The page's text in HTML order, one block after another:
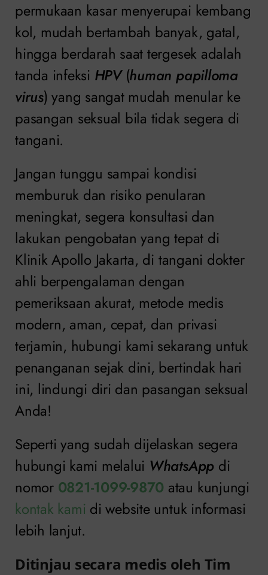
permukaan kasar menyerupai kembang
kol, mudah bertambah banyak, gatal,
hingga berdarah saat tergesek adalah
tanda infeksi HPV(human papilloma
virus) yang sangat mudah menular ke
pasangan seksual bila tidak segera di
tangani.
Jangan tunggu sampai kondisi
memburuk dan risiko penularan
meningkat, segera konsultasi dan
lakukan pengobatan yang tepat di
Klinik Apollo Jakarta, di tangani dokter
ahli berpengalaman dengan
pemeriksaan akurat, metode medis
modern, aman, cepat, dan privasi
terjamin, hubungi kami sekarang untuk
penanganan sejak dini, bertindak hari
ini, lindungi diri dan pasangan seksual
Anda!
Seperti yang sudah dijelaskan segera
hubungi kami melalui WhatsApp di
nomor 0821-1099-9870 atau kunjungi
kontak kami di website untuk informasi
lebih lanjut.
Ditinjau secara medis oleh Tim